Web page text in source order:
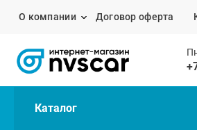
О компании Договор оферта
Каталог